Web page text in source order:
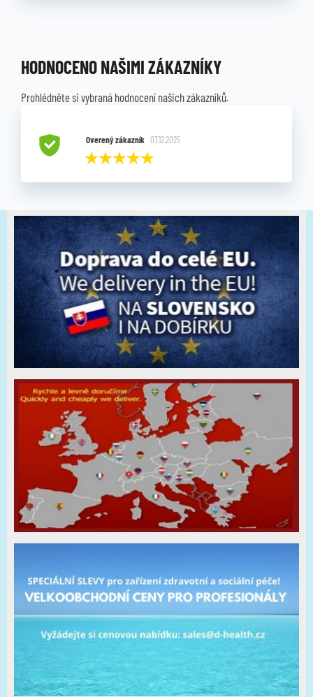
HODNOCENO NAŠIMI ZÁKAZNÍKY
Prohlédněte si vybraná hodnocení našich zákazníků.
Overený zákazník 07.12.2025